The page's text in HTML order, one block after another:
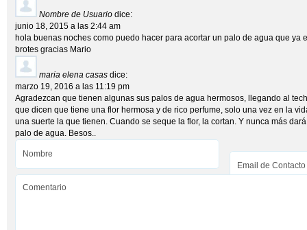
Nombre de Usuario dice:
junio 18, 2015 a las 2:44 am
hola buenas noches como puedo hacer para acortar un palo de agua que ya
brotes gracias Mario
maria elena casas dice:
marzo 19, 2016 a las 11:19 pm
Agradezcan que tienen algunas sus palos de agua hermosos, llegando al
que dicen que tiene una flor hermosa y de rico perfume, solo una vez en la
una suerte la que tienen. Cuando se seque la flor, la cortan. Y nunca más
palo de agua. Besos..